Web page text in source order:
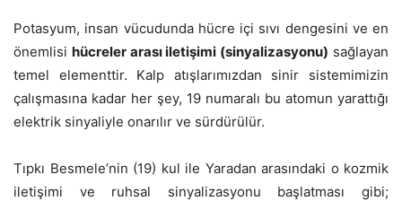
Potasyum, insan vücudunda hücre içi sıvı dengesini ve en
önemlisi hücreler arası iletişimi (sinyalizasyonu) sağlayan
temel elementtir. Kalp atışlarımızdan sinir sistemimizin
çalışmasına kadar her şey, 19 numaralı bu atomun yarattığı
elektrik sinyaliyle onarılır ve sürdürülür.
Tıpkı Besmele’nin (19) kul ile Yaradan arasındaki o kozmik
iletişimi ve ruhsal sinyalizasyonu başlatması gibi;